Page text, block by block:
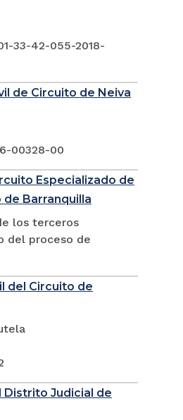
33-42-055-2018-
de Circuito de Neiva
00328-00
Especializado de
de Barranquilla
los terceros
del proceso de
del Circuito de
Distrito Judicial de